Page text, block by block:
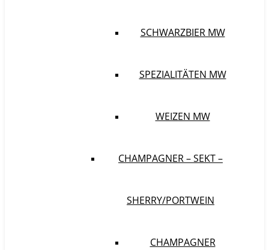
SCHWARZBIER MW
SPEZIALITÄTEN MW
WEIZEN MW
CHAMPAGNER – SEKT –
SHERRY/PORTWEIN
CHAMPAGNER